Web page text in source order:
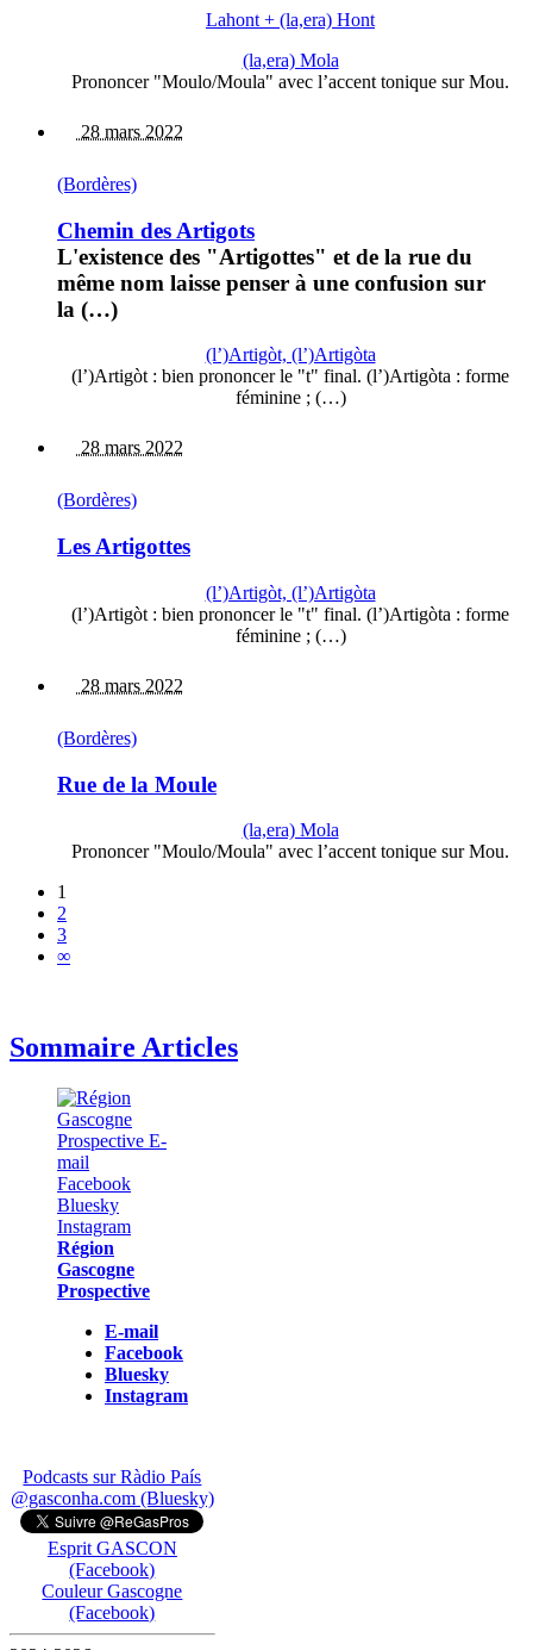
Lahont + (la,era) Hont
(la,era) Mola
Prononcer "Moulo/Moula" avec l’accent tonique sur Mou.
28 mars 2022
(Bordères)
Chemin des Artigots
L'existence des "Artigottes" et de la rue du
même nom laisse penser à une confusion sur
la (…)
(l’)Artigòt, (l’)Artigòta
(l’)Artigòt : bien prononcer le "t" final. (l’)Artigòta : forme
féminine ; (…)
28 mars 2022
(Bordères)
Les Artigottes
(l’)Artigòt, (l’)Artigòta
(l’)Artigòt : bien prononcer le "t" final. (l’)Artigòta : forme
féminine ; (…)
28 mars 2022
(Bordères)
Rue de la Moule
(la,era) Mola
Prononcer "Moulo/Moula" avec l’accent tonique sur Mou.
1
2
3
∞
Sommaire Articles
Région
Gascogne
Prospective
E-mail
Facebook
Bluesky
Instagram
Podcasts sur Ràdio País
@gasconha.com (Bluesky)
Esprit GASCON
(Facebook)
Couleur Gascogne
(Facebook)